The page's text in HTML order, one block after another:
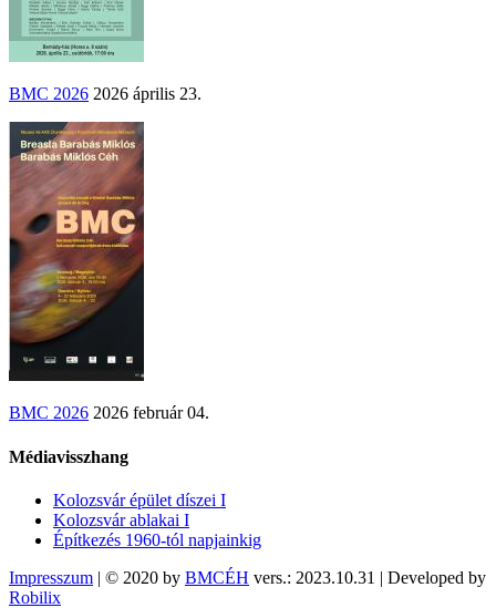
BMC 2026 2026 április 23.
BMC 2026 2026 február 04.
Médiavisszhang
Kolozsvár épület díszei I
Kolozsvár ablakai I
Építkezés 1960-tól napjainkig
Impresszum | © 2020 by BMCÉH vers.: 2023.10.31 | Developed by
Robilix